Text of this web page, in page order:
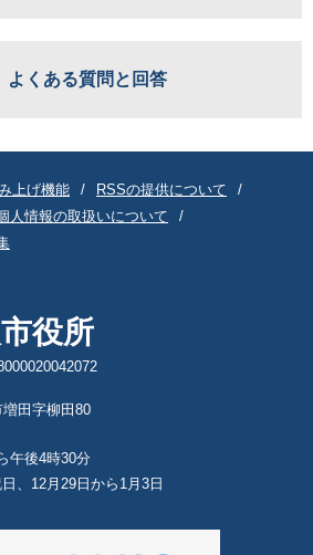
よくある質問と回答
上げ機能
RSSの提供について
人情報の取扱いについて
役所
田字柳田80
午後4時30分
、12月29日から1月3日